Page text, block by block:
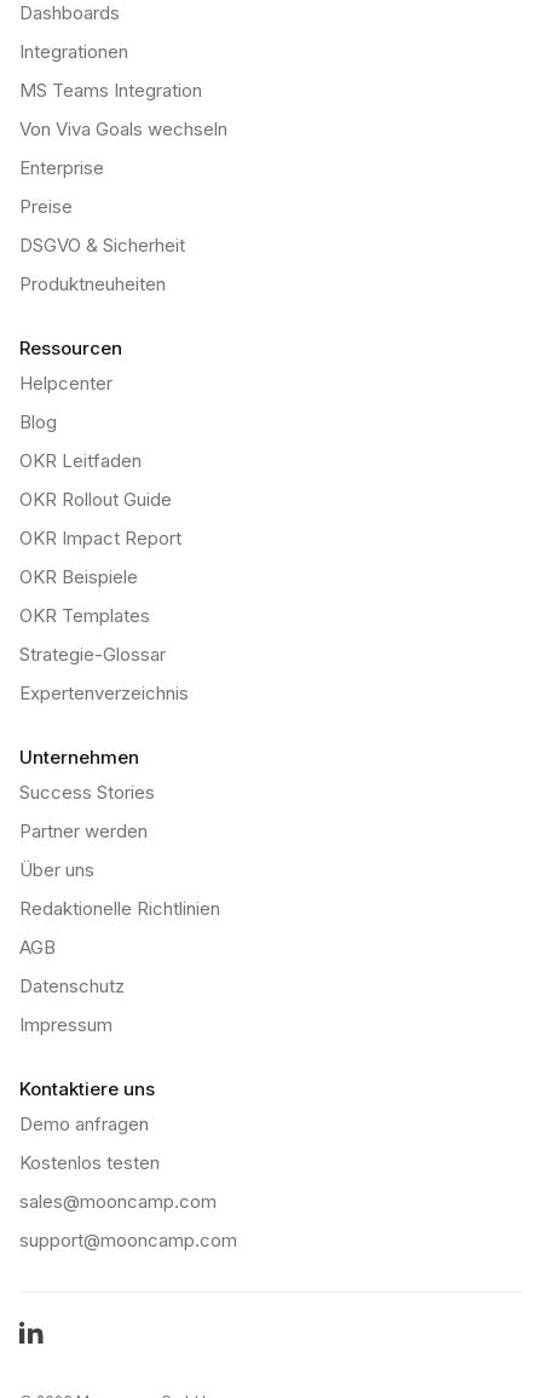
Dashboards
Integrationen
MS Teams Integration
Von Viva Goals wechseln
Enterprise
Preise
DSGVO & Sicherheit
Produktneuheiten
Ressourcen
Helpcenter
Blog
OKR Leitfaden
OKR Rollout Guide
OKR Impact Report
OKR Beispiele
OKR Templates
Strategie-Glossar
Expertenverzeichnis
Unternehmen
Success Stories
Partner werden
Über uns
Redaktionelle Richtlinien
AGB
Datenschutz
Impressum
Kontaktiere uns
Demo anfragen
Kostenlos testen
sales@mooncamp.com
support@mooncamp.com
LinkedIn